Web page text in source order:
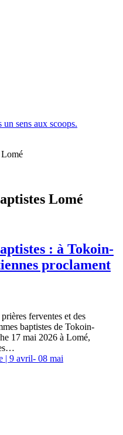
Lomé
Lomé
: à Tokoin-
proclament
ferventes et des
baptistes de Tokoin-
17 mai 2026 à Lomé,